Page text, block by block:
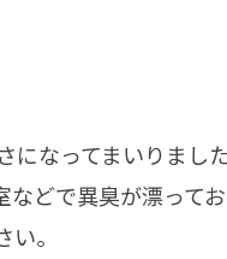
なってまいりまし
どで異臭が漂ってお
。